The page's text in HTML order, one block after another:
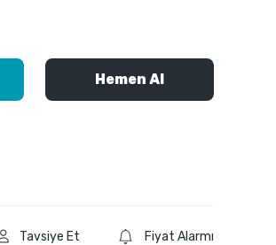
Hemen Al
Tavsiye Et Fiyat Alarmı